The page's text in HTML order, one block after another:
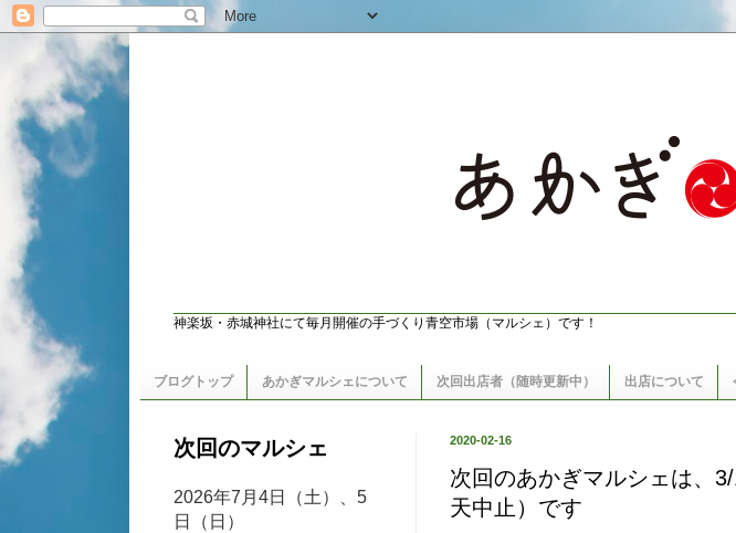
神楽坂・赤城神社にて毎月開催の手づくり青空市場（マルシェ）です！
ブログトップ あかぎマルシェについて 次回出店者（随時更新中） 出店について
2020-02-16
次回のあかぎマルシェは、
天中止）です
次回のマルシェ
2026年7月4日（土）、5
日（日）